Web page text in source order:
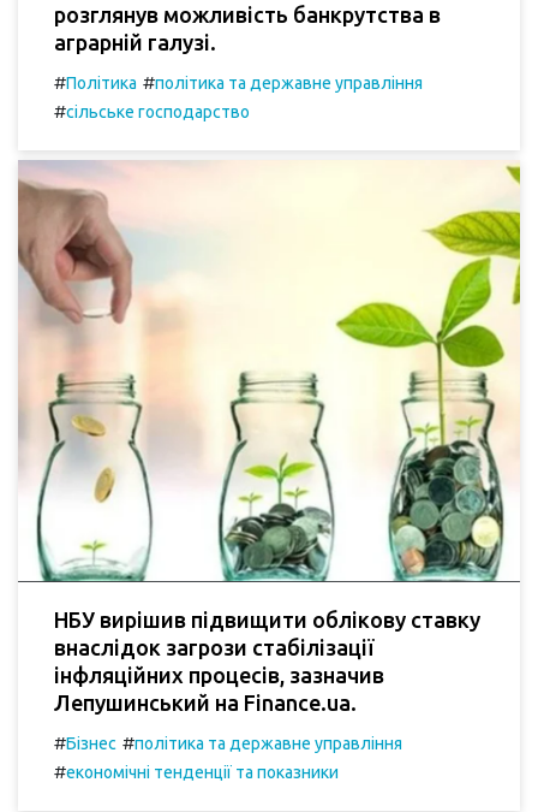
розглянув можливість банкрутства в
аграрній галузі.
#Політика #політика та державне управління
#сільське господарство
НБУ вирішив підвищити облікову ставку
внаслідок загрози стабілізації
інфляційних процесів, зазначив
Лепушинський на Finance.ua.
#Бізнес #політика та державне управління
#економічні тенденції та показники